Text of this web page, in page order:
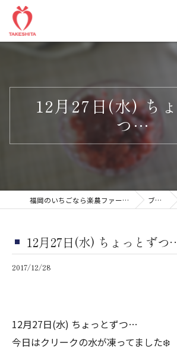
12月27日(水) ち
つ…
福岡のいちごなら楽農ファームたけした ブログ
12月27日(水) ちょっとずつ
2017/12/28
12月27日(水) ちょっとずつ…
今日はクリークの水が凍ってました❄️